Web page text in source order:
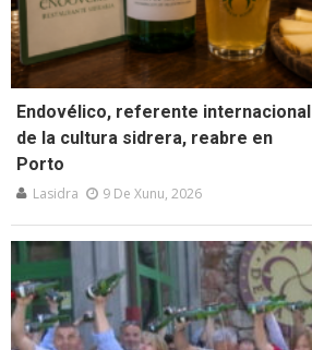
Endovélico, referente internacional
de la cultura sidrera, reabre en
Porto
Lasidra 9 De Xunu, 2026